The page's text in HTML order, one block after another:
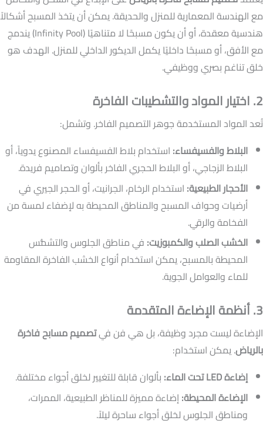
مع الهندسة المعمارية للمنزل والحديقة. يمكن أن يتخذ المسبح أشكالاً
هندسية معقدة، أو أن يكون مسبحًا لا متناهيًا (Infinity Pool) يندمج
مع الأفق، أو مسبحًا داخليًا يكمل الديكور الداخلي للمنزل. الهدف هو
خلق تناغم بصري ووظيفي.
2. اختيار المواد والتشطيبات الفاخرة
تُعد المواد المستخدمة جوهر التصميم الفاخر. وتشمل:
البلاط والفسيفساء: استخدام بلاط الفسيفساء المصنوع يدوياً، أو
البلاط الزجاجي، أو البلاط الحجري الفاخر بألوان وتصاميم فريدة.
الأحجار الطبيعية: استخدام الرخام، الجرانيت، أو الحجر الجيري في
أرضيات وحواف المسبح والمناطق المحيطة به لإضفاء لمسة من
الفخامة والرقي.
الخشب الصلب والكمبوزيت: في مناطق الجلوس والتشمُّس
المحيطة بالمسبح، يمكن استخدام أنواع الخشب الفاخرة المقاومة
للماء والعوامل الجوية.
3. أنظمة الإضاءة المتقدمة
الإضاءة ليست مجرد وظيفة، بل هي فن فيتصميم مسابح فاخرة
بالرياض. يمكن استخدام:
إضاءة LED تحت الماء:
بألوان قابلة للتغيير لخلق أجواء مختلفة.
الإضاءة المحيطة:إضاءة مميزة للمناظر الطبيعية، الممرات،
ومناطق الجلوس لخلق أجواء ساحرة ليلاً.